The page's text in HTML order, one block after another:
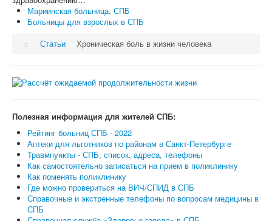
Мариинская больница, СПБ
Больницы для взрослых в СПБ
Статьи
Хроническая боль в жизни человека
Полезная информация для жителей СПБ:
Рейтинг больниц СПБ - 2022
Аптеки для льготников по районам в Санкт-Петербурге
Травмпункты - СПБ, список, адреса, телефоны
Как самостоятельно записаться на прием в поликлинику
Как поменять поликлинику
Где можно провериться на ВИЧ/СПИД в СПБ
Справочные и экстренные телефоны по вопросам медицины в
СПБ